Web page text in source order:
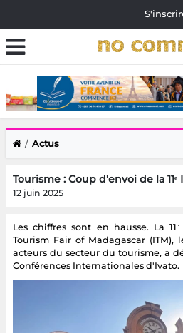
Actus
Tourisme : Coup d'envoi de la 11ᵉ
12 juin 2025
Les chiffres sont en hausse. La
Tourism Fair of Madagascar (ITM),
acteurs du secteur du tourisme, a
Conférences Internationales d'Ivato.